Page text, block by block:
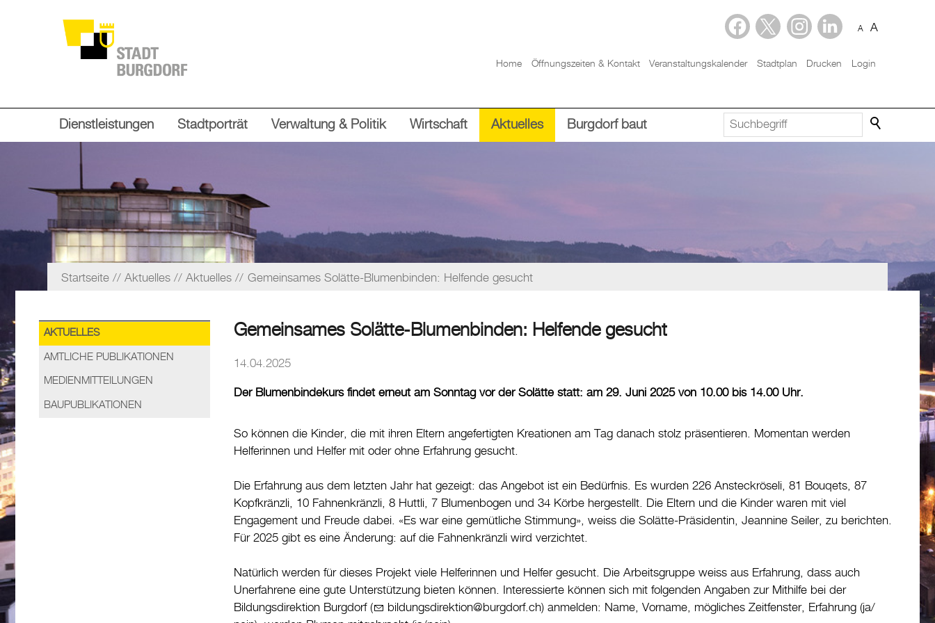
A A
Home Öffnungszeiten & Kontakt Veranstaltungskalender Stadtplan Drucken Login
Dienstleistungen Stadtporträt Verwaltung & Politik Wirtschaft Aktuelles Burgdorf baut
Startseite Aktuelles Aktuelles Gemeinsames Solätte-Blumenbinden: Helfende gesucht
AKTUELLES
AMTLICHE PUBLIKATIONEN
MEDIENMITTEILUNGEN
BAUPUBLIKATIONEN
Gemeinsames Solätte-Blumenbinden: Helfende gesucht
14.04.2025
Der Blumenbindekurs findet erneut am Sonntag vor der Solätte statt: am 29. Juni 2025 von 10.00 bis 14.00 Uhr.
So können die Kinder, die mit ihren Eltern angefertigten Kreationen am Tag danach stolz präsentieren. Momentan werden
Helferinnen und Helfer mit oder ohne Erfahrung gesucht.
Die Erfahrung aus dem letzten Jahr hat gezeigt: das Angebot ist ein Bedürfnis. Es wurden 226 Ansteckröseli, 81 Bouqets, 87
Kopfkränzli, 10 Fahnenkränzli, 8 Huttli, 7 Blumenbogen und 34 Körbe hergestellt. Die Eltern und die Kinder waren mit viel
Engagement und Freude dabei. «Es war eine gemütliche Stimmung», weiss die Solätte-Präsidentin, Jeannine Seiler, zu berichten.
Für 2025 gibt es eine Änderung: auf die Fahnenkränzli wird verzichtet.
Natürlich werden für dieses Projekt viele Helferinnen und Helfer gesucht. Die Arbeitsgruppe weiss aus Erfahrung, dass auch
Unerfahrene eine gute Unterstützung bieten können. Interessierte können sich mit folgenden Angaben zur Mithilfe bei der
Bildungsdirektion Burgdorf (
bildungsdirektion@burgdorf.ch) anmelden: Name, Vorname, mögliches Zeitfenster, Erfahrung (ja/